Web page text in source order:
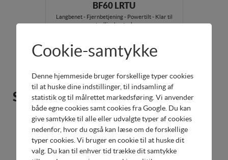
BF60 LRTU
Langbenet - Fjernbetjening - Powertilt - Klar til
trollingkontrol
Mere info DKK 74.995,00
Store motorer
Sæsonpris
Cookie-samtykke
Denne hjemmeside bruger forskellige typer cookies
til at huske dine indstillinger, til indsamling af
statistik og til målrettet markedsføring. Vi anvender
både egne cookies samt cookies fra Google. Du kan
give samtykke til alle eller udvalgte typer af cookies
nedenfor, hvor du også kan læse om de forskellige
typer cookies. Vi bruger en cookie til at huske dit
valg. Du kan til enhver tid trække dit samtykke